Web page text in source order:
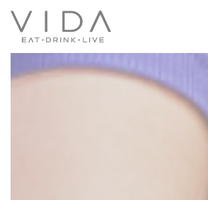
Cookies beheer paneel